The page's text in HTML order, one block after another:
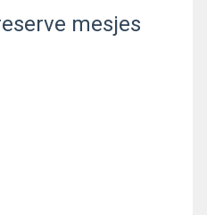
mesjes